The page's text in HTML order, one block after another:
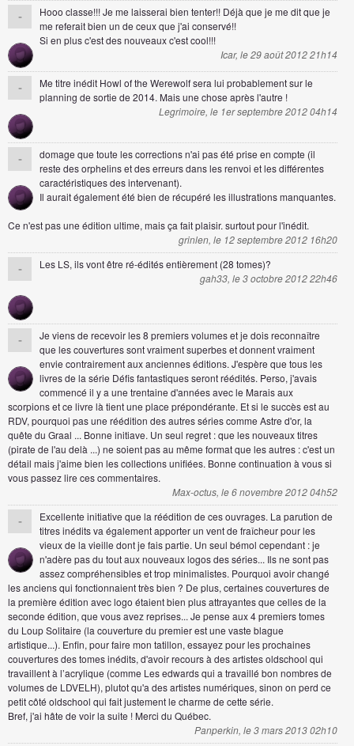
-
Hooo classe!!! Je me laisserai bien tenter!! Déjà que je me dit que je
me referait bien un de ceux que j'ai conservé!!
Si en plus c'est des nouveaux c'est cool!!!
Icar, le 29 août 2012 21h14
-
Me titre inédit Howl of the Werewolf sera lui probablement sur le
planning de sortie de 2014. Mais une chose après l'autre !
Legrimoire, le 1er septembre 2012 04h14
-
domage que toute les corrections n'ai pas été prise en compte (il
reste des orphelins et des erreurs dans les renvoi et les différentes
caractéristiques des intervenant).
Il aurait également été bien de récupéré les illustrations manquantes.
Ce n'est pas une édition ultime, mais ça fait plaisir. surtout pour l'inédit.
grinlen, le 12 septembre 2012 16h20
-
Les LS, ils vont être ré-édités entièrement (28 tomes)?
gah33, le 3 octobre 2012 22h46
-
Je viens de recevoir les 8 premiers volumes et je dois reconnaître
que les couvertures sont vraiment superbes et donnent vraiment
envie contrairement aux anciennes éditions. J'espère que tous les
livres de la série Défis fantastiques seront réédités. Perso, j'avais
commencé il y a une trentaine d'années avec le Marais aux
scorpions et ce livre là tient une place prépondérante. Et si le succès est au
RDV, pourquoi pas une réédition des autres séries comme Astre d'or, la
quête du Graal ... Bonne initiave. Un seul regret : que les nouveaux titres
(pirate de l'au delà ...) ne soient pas au même format que les autres : c'est un
détail mais j'aime bien les collections unifiées. Bonne continuation à vous si
vous passez lire ces commentaires.
Max-octus, le 6 novembre 2012 04h52
-
Excellente initiative que la réédition de ces ouvrages. La parution de
titres inédits va également apporter un vent de fraîcheur pour les
vieux de la vieille dont je fais partie. Un seul bémol cependant : je
n'adère pas du tout aux nouveaux logos des séries... Ils ne sont pas
assez compréhensibles et trop minimalistes. Pourquoi avoir changé
les anciens qui fonctionnaient très bien ? De plus, certaines couvertures de
la première édition avec logo étaient bien plus attrayantes que celles de la
seconde édition, que vous avez reprises... Je pense aux 4 premiers tomes
du Loup Solitaire (la couverture du premier est une vaste blague
artistique...). Enfin, pour faire mon tatillon, essayez pour les prochaines
couvertures des tomes inédits, d'avoir recours à des artistes oldschool qui
travaillent à l’acrylique (comme Les edwards qui a travaillé bon nombres de
volumes de LDVELH), plutot qu'a des artistes numériques, sinon on perd ce
petit côté oldschool qui fait justement le charme de cette série.
Bref, j'ai hâte de voir la suite ! Merci du Québec.
Panperkin, le 3 mars 2013 02h10